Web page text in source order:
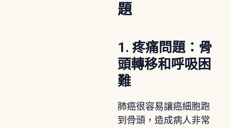
題
1. 疼痛問題：骨
頭轉移和呼吸困
難
肺癌很容易讓癌細胞跑
到骨頭，造成病人非常